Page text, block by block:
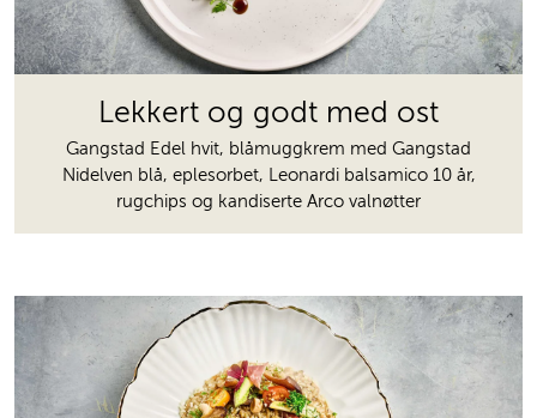
Lekkert og godt med ost
Gangstad Edel hvit, blåmuggkrem med Gangstad
Nidelven blå, eplesorbet, Leonardi balsamico 10 år,
rugchips og kandiserte Arco valnøtter